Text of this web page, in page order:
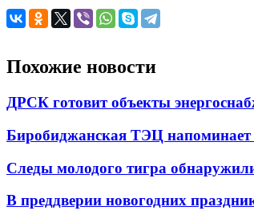
Похожие новости
ДРСК готовит объекты
Биробиджанская ТЭЦ напоминает
Следы молодого тигра
В преддверии новогодних